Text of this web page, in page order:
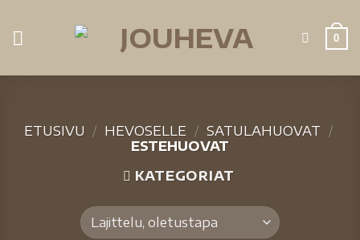
0
ETUSIVU / HEVOSELLE / SATULAHUOVAT /
ESTEHUOVAT
KATEGORIAT